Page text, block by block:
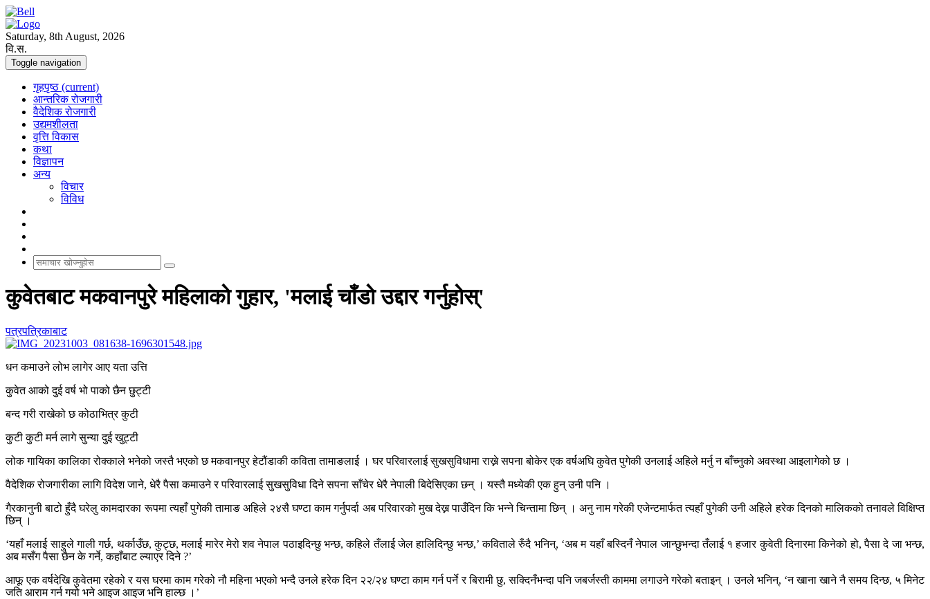
Saturday, 8th August, 2026
वि.स.
Toggle navigation
गृहपृष्ठ (current)
आन्तरिक रोजगारी
वैदेशिक रोजगारी
उद्यमशीलता
वृत्ति विकास
कथा
विज्ञापन
अन्य
विचार
विविध
कुवेतबाट मकवानपुरे महिलाकाे गुहार, 'मलाई चाँडाे उद्दार गर्नुहाेस्'
पत्रपत्रिकाबाट
धन कमाउने लोभ लागेर आए यता उत्ति
कुवेत आको दुई वर्ष भो पाको छैन छुट्टी
बन्द गरी राखेको छ कोठाभित्र कुटी
कुटी कुटी मर्न लागे सुन्या दुई खुट्टी
लोक गायिका कालिका रोक्काले भनेको जस्तै भएको छ मकवानपुर हेटौंडाकी कविता तामाङलाई । घर परिवारलाई सुखसुविधामा राख्ने सपना बोकेर एक वर्षअघि कुवेत पुगेकी उनलाई अहिले मर्नु न बाँच्नुको अवस्था आइलागेको छ ।
वैदेशिक रोजगारीका लागि विदेश जाने, धेरै पैसा कमाउने र परिवारलाई सुखसुविधा दिने सपना साँचेर धेरै नेपाली बिदेसिएका छन् । यस्तै मध्येकी एक हुन् उनी पनि ।
गैरकानुनी बाटो हुँदै घरेलु कामदारका रूपमा त्यहाँ पुगेकी तामाङ अहिले २४सै घण्टा काम गर्नुपर्दा अब परिवारको मुख देख्न पाउँदिन कि भन्ने चिन्तामा छिन् । अनु नाम गरेकी एजेन्टमार्फत त्यहाँ पुगेकी उनी अहिले हरेक दिनको मालिकको तनावले विक्षिप्त
छिन् ।
‘यहाँ मलाई साहुले गाली गर्छ, थर्काउँछ, कुट्छ, मलाई मारेर मेरो शव नेपाल पठाइदिन्छु भन्छ, कहिले तँलाई जेल हालिदिन्छु भन्छ,’ कविताले रुँदै भनिन्, ‘अब म यहाँ बस्दिनँ नेपाल जान्छुभन्दा तँलाई १ हजार कुवेती दिनारमा किनेको हो, पैसा दे जा भन्छ,
अब मसँग पैसा छैन के गर्ने, कहाँबाट ल्याएर दिने ?’
आफू एक वर्षदेखि कुवेतमा रहेको र यस घरमा काम गरेको नौ महिना भएको भन्दै उनले हरेक दिन २२/२४ घण्टा काम गर्न पर्ने र बिरामी छु, सक्दिनँभन्दा पनि जबर्जस्ती काममा लगाउने गरेको बताइन् । उनले भनिन्, ‘न खाना खाने नै समय दिन्छ, ५ मिनेट
जति आराम गर्न गयो भने आइज आइज भनि हाल्छ ।’